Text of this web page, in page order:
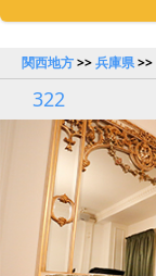
関西地方>>兵庫県>>
322